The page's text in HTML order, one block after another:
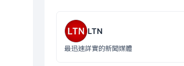
LTN
最迅速詳實的新聞媒體